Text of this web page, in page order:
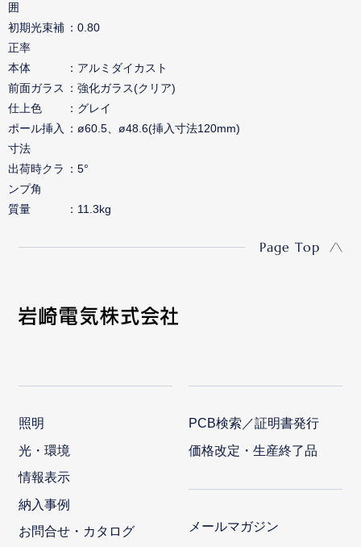
囲
初期光束補
正率
0.80
本体
アルミダイカスト
前面ガラス
強化ガラス(クリア)
仕上色
グレイ
ポール挿入
寸法
ø60.5、ø48.6(挿入寸法120mm)
出荷時クラ
ンプ角
5°
質量 11.3kg
Page Top
照明
光・環境
情報表示
納入事例
お問合せ・カタログ
PCB検索／証明書発行
価格改定・生産終了品
メールマガジン